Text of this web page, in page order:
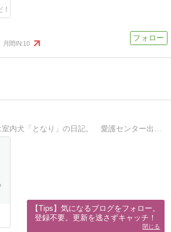
月間IN:10
野犬の子？でも今は室内犬「となり」の日記。 愛護センター出身・雑種犬の魅力を広めるべく、 しつけとお出かけに励む日々
【Tips】気になるブログをフォロー。
登録不要。更新を逃さずキャッチ！
閉じる